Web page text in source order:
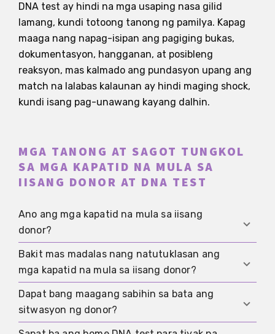
DNA test ay hindi na mga usaping nasa gilid
lamang, kundi totoong tanong ng pamilya. Kapag
maaga nang napag-isipan ang pagiging bukas,
dokumentasyon, hangganan, at posibleng
reaksyon, mas kalmado ang pundasyon upang ang
match na lalabas kalaunan ay hindi maging shock,
kundi isang pag-unawang kayang dalhin.
MGA TANONG AT SAGOT TUNGKOL
SA MGA KAPATID NA MULA SA
IISANG DONOR AT DNA TEST
Ano ang mga kapatid na mula sa iisang
donor?
Ito ay mga batang may iisang donor ng semilya o
itlog. Magkamag-anak sila sa genetic na paraan,
pero kadalasan ay lumalaki sa magkakaibang
pamilya.
Bakit mas madalas nang natutuklasan ang
mga kapatid na mula sa iisang donor?
Dahil ang home DNA test, online database, at
digital na paghahanap ng pamilya ay puwedeng
magpakita ng mga koneksiyong dating madaling
Dapat bang maagang sabihin sa bata ang
sitwasyon ng donor?